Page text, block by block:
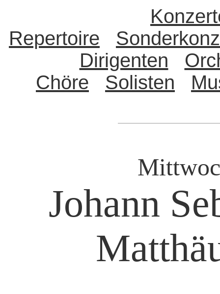
Repertoire
Dirigenten
Chöre
Solisten
Johann